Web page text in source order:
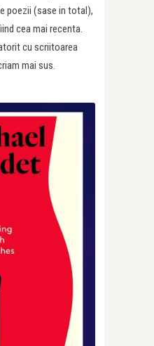
poezii (sase in total),
cea mai recenta.
cu scriitoarea
mai sus.